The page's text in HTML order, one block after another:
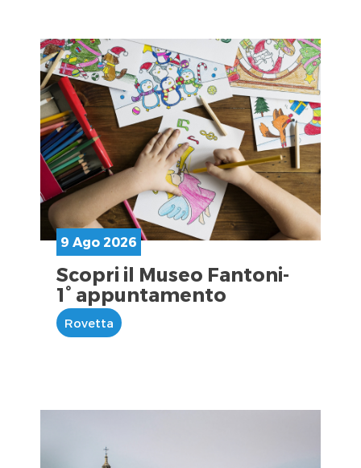
9 Ago 2026
Scopri il Museo Fantoni-
1° appuntamento
Rovetta